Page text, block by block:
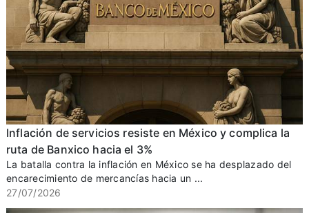
Inflación de servicios resiste en México y complica la
ruta de Banxico hacia el 3%
La batalla contra la inflación en México se ha desplazado del
encarecimiento de mercancías hacia un ...
27/07/2026